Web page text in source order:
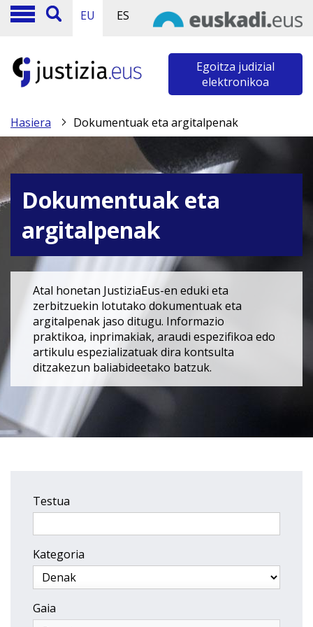
EU ES
Egoitza judizial
elektronikoa
Hasiera Dokumentuak eta argitalpenak
Dokumentuak eta
argitalpenak
Atal honetan JustiziaEus-en eduki eta
zerbitzuekin lotutako dokumentuak eta
argitalpenak jaso ditugu. Informazio
praktikoa, inprimakiak, araudi espezifikoa edo
artikulu espezializatuak dira kontsulta
ditzakezun baliabideetako batzuk.
Testua
Kategoria
Gaia